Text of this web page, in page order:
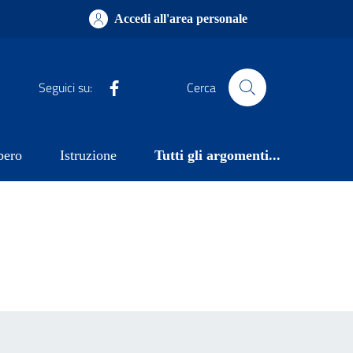
Accedi all'area personale
Seguici su: Cerca
Istruzione Tutti gli argomenti...